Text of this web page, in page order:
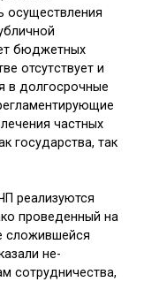
осуществле­ния
бюджетных
отсут­ствует и
в долгосрочные
частных
государства, так
реализуются
проведенный на
сложившейся
не­
сотрудничества,